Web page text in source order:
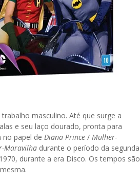
masculino. Até que surge a
e seu laço dourado, pronta para
no papel de Diana Prince / Mulher-
Maravilha durante o período da segunda
durante a era Disco. Os tempos são